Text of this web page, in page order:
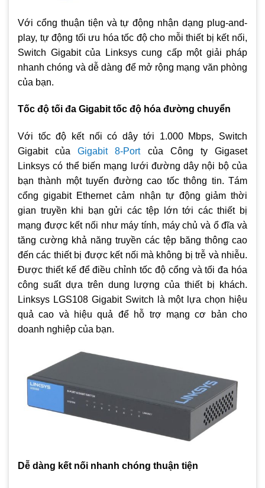
Với cổng thuận tiện và tự động nhận dạng plug-and-
play, tự động tối ưu hóa tốc độ cho mỗi thiết bị kết nối,
Switch Gigabit của Linksys cung cấp một giải pháp
nhanh chóng và dễ dàng để mở rộng mạng văn phòng
của bạn.
Tốc độ tối đa Gigabit tốc độ hóa đường chuyển
Với tốc độ kết nối có dây tới 1.000 Mbps, Switch
Gigabit củaGigabit 8-Portcủa Công ty Gigaset
Linksys có thể biến mạng lưới đường dây nội bộ của
bạn thành một tuyến đường cao tốc thông tin. Tám
cổng gigabit Ethernet cảm nhận tự động giảm thời
gian truyền khi bạn gửi các tệp lớn tới các thiết bị
mạng được kết nối như máy tính, máy chủ và ổ đĩa và
tăng cường khả năng truyền các tệp băng thông cao
đến các thiết bị được kết nối mà không bị trễ và nhiễu.
Được thiết kế để điều chỉnh tốc độ cổng và tối đa hóa
công suất dựa trên dung lượng của thiết bị khách.
Linksys LGS108 Gigabit Switch là một lựa chọn hiệu
quả cao và hiệu quả để hỗ trợ mạng cơ bản cho
doanh nghiệp của bạn.
Dễ dàng kết nối nhanh chóng thuận tiện